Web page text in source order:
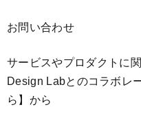
お問い合わせ
サービスやプロダクトに
Design Labとのコラボレ
ら】 から